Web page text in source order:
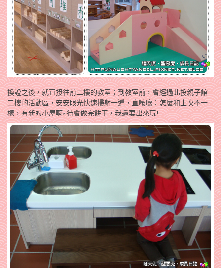
換證之後，就直接往前二樓的教室；到教室前，會經過北投親子館
二樓的活動區，安安眼光快速掃射一遍，直嚷嚷：怎麼和上次不一
樣，有新的小屋啊~待會做完餅干，我還要出來玩!